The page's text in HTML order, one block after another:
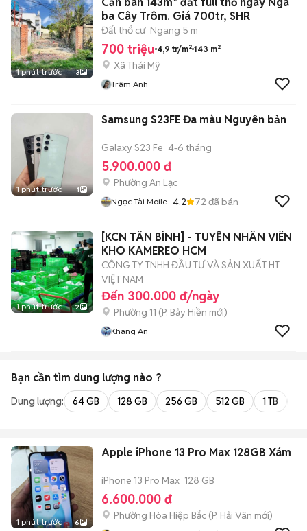
1 phút trước 3
ba Cây Trôm. Giá 700tr, SHR
Đất thổ cư Ngang 5 m
700 triệu 4,9 tr/m² 143 m²
Xã Thái Mỹ
Trâm Anh
1 phút trước 1
Samsung S23FE Đa màu Nguyên bản
Galaxy S23 Fe 4-6 tháng
5.900.000 đ
Phường An Lạc
Ngọc Tài Moile 4.2 72 đã bán
1 phút trước 2
[KCN TÂN BÌNH] - TUYỂN NHÂN VIÊN
KHO KAMEREO HCM
CÔNG TY TNHH ĐẦU TƯ VÀ SẢN XUẤT HT
VIỆT NAM
Đến 300.000 đ/ngày
Phường 11 (P. Bảy Hiền mới)
Khang An
Bạn cần tìm dung lượng nào ?
Dung lượng: 64 GB 128 GB 256 GB 512 GB 1 TB
1 phút trước 6
Apple iPhone 13 Pro Max 128GB Xám
iPhone 13 Pro Max 128 GB
6.600.000 đ
Phường Hòa Hiệp Bắc (P. Hải Vân mới)